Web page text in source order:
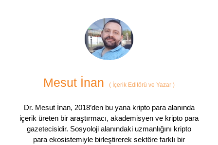
Mesut İnan ( İçerik Editörü ve Yazar )
Dr. Mesut İnan, 2018’den bu yana kripto para alanında
içerik üreten bir araştırmacı, akademisyen ve kripto para
gazetecisidir. Sosyoloji alanındaki uzmanlığını kripto
para ekosistemiyle birleştirerek sektöre farklı bir